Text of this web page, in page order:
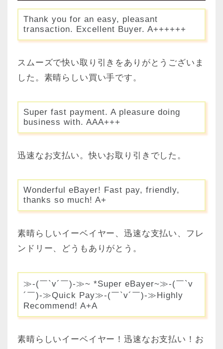
Thank you for an easy, pleasant
transaction. Excellent Buyer. A++++++
スムーズで快い取り引きをありがとうございま
した。素晴らしい買い手です。
Super fast payment. A pleasure doing
business with. AAA+++
迅速なお支払い。快いお取り引きでした。
Wonderful eBayer! Fast pay, friendly,
thanks so much! A+
素晴らしいイーベイヤー、迅速な支払い、フレ
ンドリー、どうもありがとう。
≫-(￣`v´￣)-≫~ *Super eBayer~≫-(￣`v
´￣)-≫Quick Pay≫-(￣`v´￣)-≫Highly
Recommend! A+A
素晴らしいイーベイヤー！迅速なお支払い！お